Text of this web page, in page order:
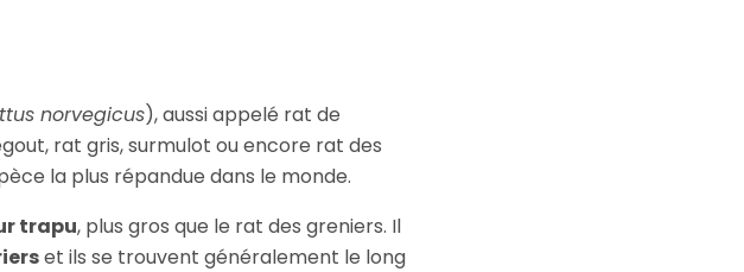
norvegicus), aussi appelé rat de
rat gris, surmulot ou encore rat des
la plus répandue dans le monde.
trapu, plus gros que le rat des greniers. Il
et ils se trouvent généralement le long